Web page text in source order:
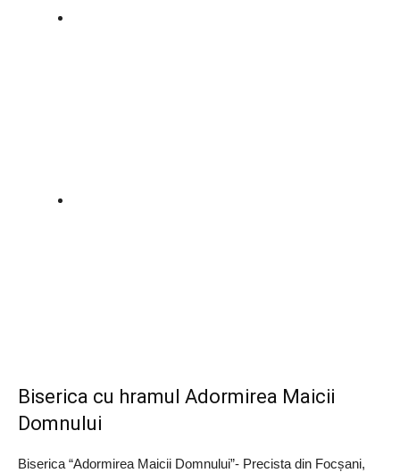
Biserica cu hramul Adormirea Maicii
Domnului
Biserica “Adormirea Maicii Domnului”- Precista din Focșani,